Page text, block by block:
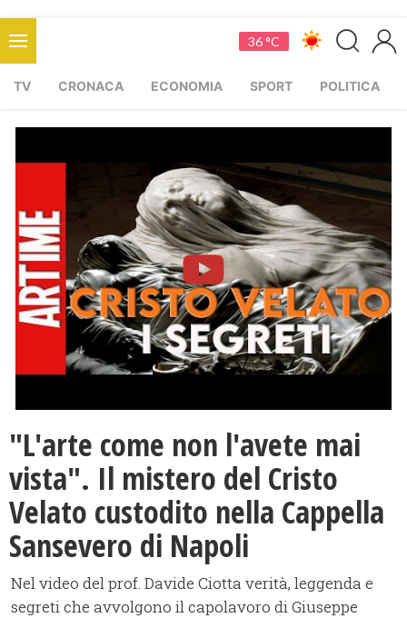
36 °C
TV CRONACA ECONOMIA SPORT POLITICA
"L'arte come non l'avete mai
vista". Il mistero del Cristo
Velato custodito nella Cappella
Sansevero di Napoli
Nel video del prof. Davide Ciotta verità, leggenda e
segreti che avvolgono il capolavoro di Giuseppe